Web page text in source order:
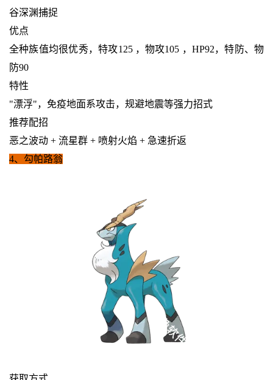
谷深渊捕捉
优点
全种族值均很优秀，特攻125 ，物攻105 ，HP92，特防、物
防90
特性
"漂浮"，免疫地面系攻击，规避地震等强力招式
推荐配招
恶之波动 + 流星群 + 喷射火焰 + 急速折返
4、勾帕路翁